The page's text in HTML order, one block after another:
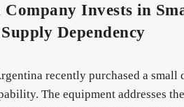
Invests in
Dependency
recently purchased a small
The equipment addresses